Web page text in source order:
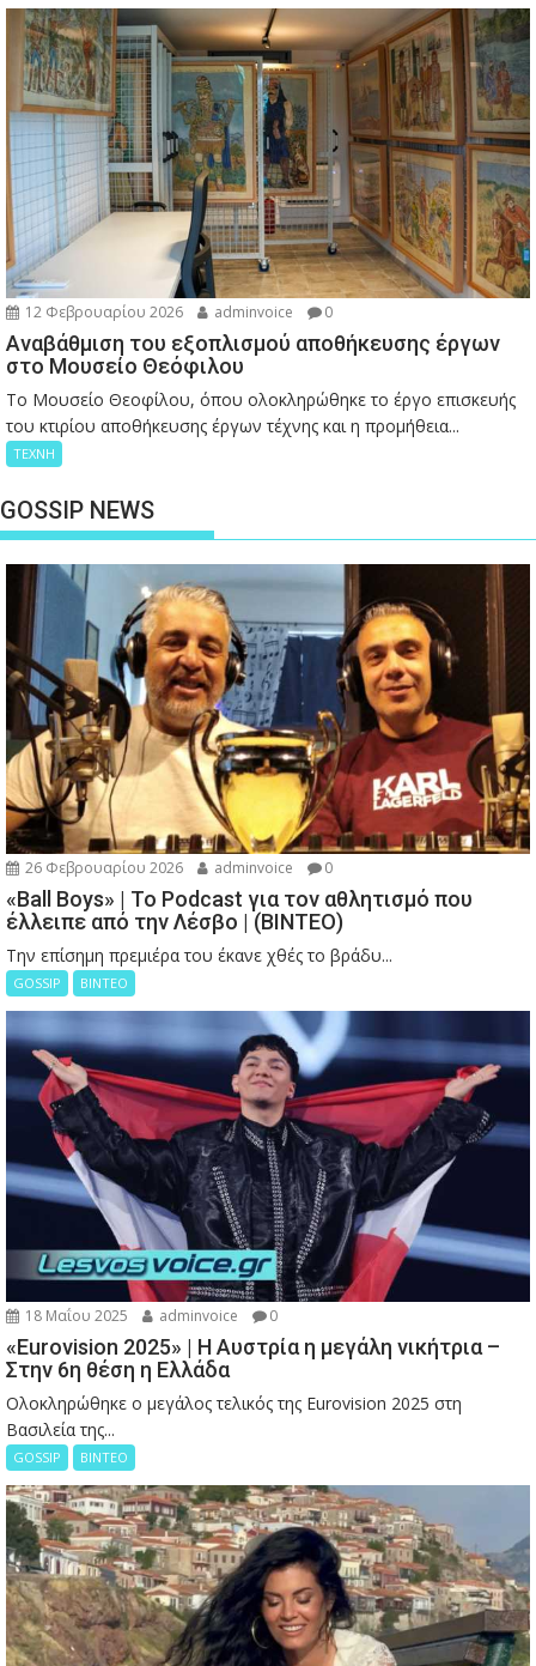
12 Φεβρουαρίου 2026 adminvoice 0
Αναβάθμιση του εξοπλισμού αποθήκευσης έργων
στο Μουσείο Θεόφιλου
Το Μουσείο Θεοφίλου, όπου ολοκληρώθηκε το έργο επισκευής
του κτιρίου αποθήκευσης έργων τέχνης και η προμήθεια...
ΤΕΧΝΗ
GOSSIP NEWS
26 Φεβρουαρίου 2026 adminvoice 0
«Ball Boys» | Το Podcast για τον αθλητισμό που
έλλειπε από την Λέσβο | (ΒΙΝΤΕΟ)
Την επίσημη πρεμιέρα του έκανε χθές το βράδυ...
GOSSIP ΒΙΝΤΕΟ
18 Μαΐου 2025 adminvoice 0
«Eurovision 2025» | Η Αυστρία η μεγάλη νικήτρια –
Στην 6η θέση η Ελλάδα
Ολοκληρώθηκε ο μεγάλος τελικός της Eurovision 2025 στη
Βασιλεία της...
GOSSIP ΒΙΝΤΕΟ